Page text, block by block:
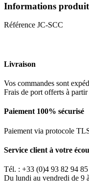
Informations produit
Référence JC-SCC
Livraison
Vos commandes sont
Frais de port offerts à
Paiement 100% sécurisé
Paiement via protocole
Service client à votre
Tél. : +33 (0)4 93 82 94 85
Du lundi au vendredi de 9